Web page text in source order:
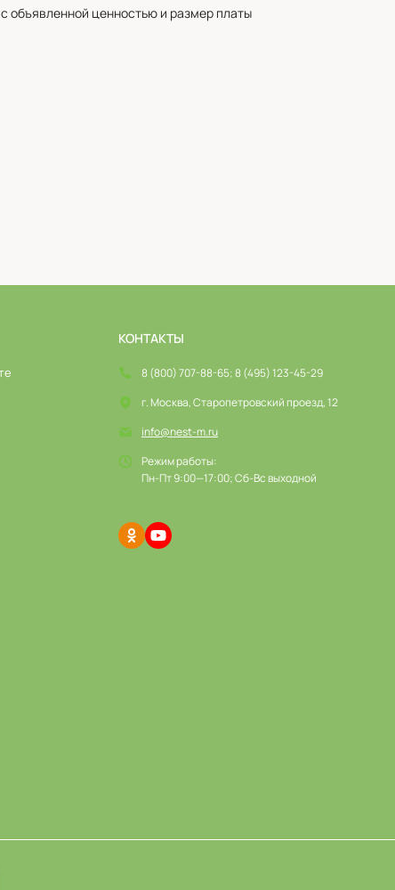
объявленной ценностью и размер платы
КОНТАКТЫ
8 (800) 707-88-65; 8 (495) 123-45-29
г. Москва, Старопетровский проезд, 12
info@nest-m.ru
Режим работы:
Пн-Пт 9:00—17:00; Сб-Вс выходной